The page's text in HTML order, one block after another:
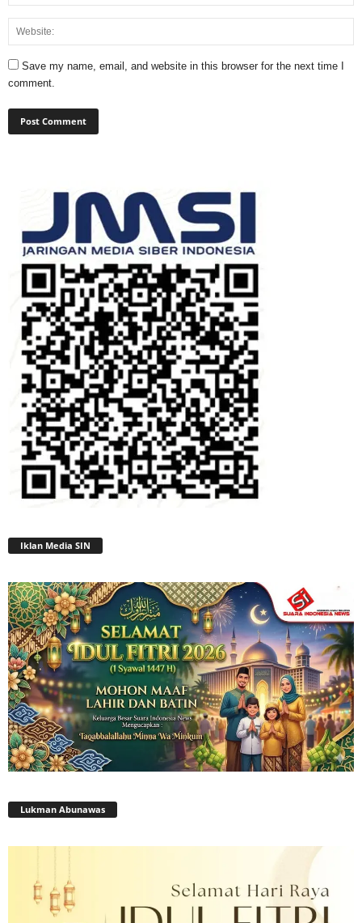
Save my name, email, and website in this browser for the next time I
comment.
Iklan Media SIN
Lukman Abunawas